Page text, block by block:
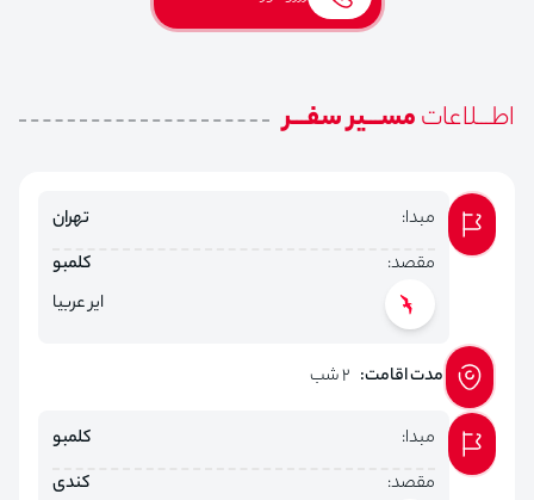
اطـــلاعاتمســـیر سفـــر
مبدا:
تهران
مقصد:
کلمبو
ایر عربیا
مدت اقامت: 2 شب
مبدا:
کلمبو
مقصد:
کندی